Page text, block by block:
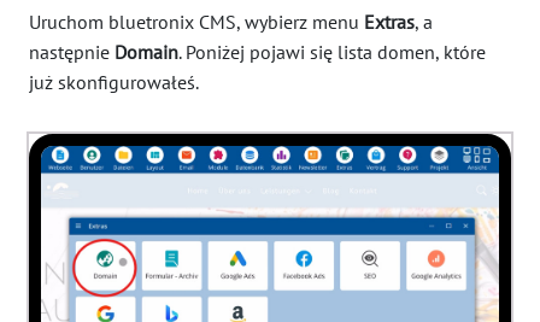
Uruchom bluetronix CMS, wybierz menu Extras, a
następnie Domain. Poniżej pojawi się lista domen, które
już skonfigurowałeś.